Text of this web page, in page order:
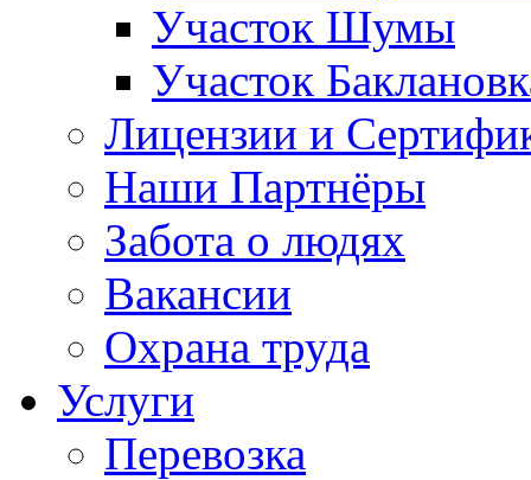
Участок Шумы
Участок
Лицензии и
Наши Партнёры
Забота о людях
Вакансии
Охрана труда
Услуги
Перевозка